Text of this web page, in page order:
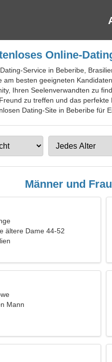
Online-
Service in Beberibe,
besten geeigneten
Ihren Seelenverwandten zu
zu treffen und das
Dating-Site in Beberibe für
Männer und
ältere Dame 44-52
Mann